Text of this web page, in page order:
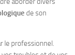
de son
le professionnel.